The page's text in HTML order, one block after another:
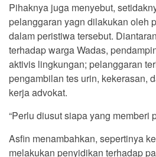
Pihaknya juga menyebut,
pelanggaran yagn dilakukan oleh
dalam peristiwa tersebut.
terhadap warga Wadas,
aktivis lingkungan; pelanggaran
pengambilan tes urin, kekerasan,
kerja advokat.
“Perlu diusut siapa yang memberi
Asfin menambahkan, sepertinya
melakukan penyidikan terhadap